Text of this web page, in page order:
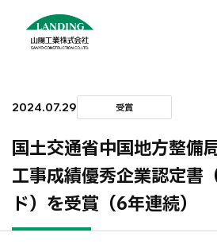
2024.07.29 受賞
国土交通省中国地方整備
工事成績優秀企業認定書
ド）を受賞（6年連続）